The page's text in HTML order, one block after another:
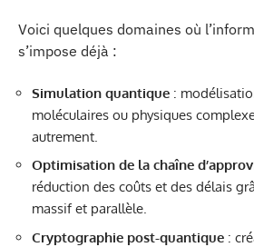
Voici quelques domaines où
s’impose déjà :
Simulation quantique :
moléculaires ou physiques
autrement.
Optimisation de la chaîne
réduction des coûts et des délais
massif et parallèle.
Cryptographie post-quantique :